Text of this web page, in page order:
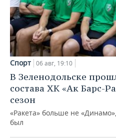
Спорт 06 авг, 19:10
В Зеленодольске
состава ХК «Ак Барс-
сезон
«Ракета» больше не
был